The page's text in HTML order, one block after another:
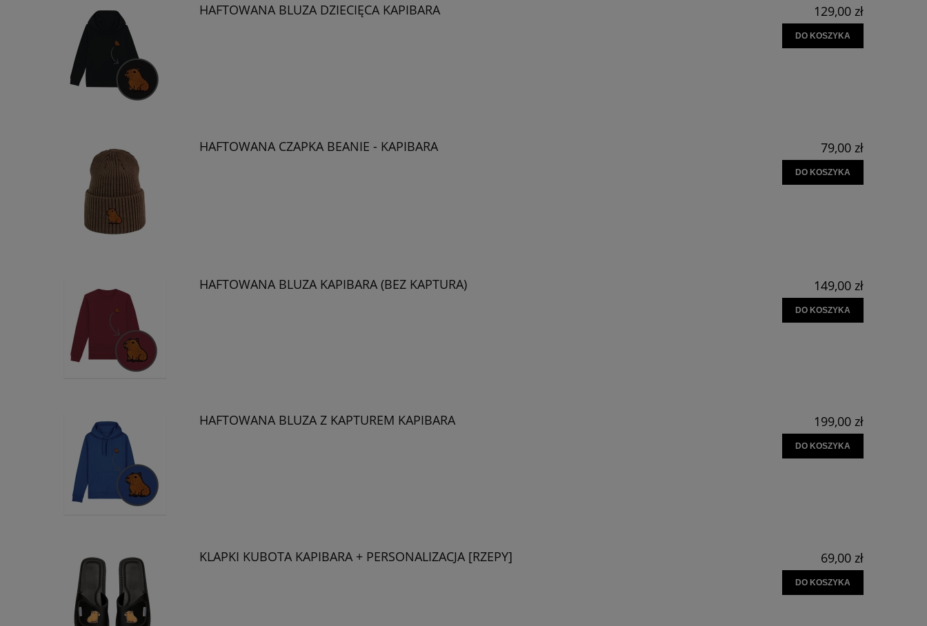
HAFTOWANA BLUZA DZIECIĘCA KAPIBARA 129,00 zł
DO KOSZYKA
HAFTOWANA CZAPKA BEANIE - KAPIBARA 79,00 zł
DO KOSZYKA
HAFTOWANA BLUZA KAPIBARA (BEZ KAPTURA) 149,00 zł
DO KOSZYKA
HAFTOWANA BLUZA Z KAPTUREM KAPIBARA 199,00 zł
DO KOSZYKA
KLAPKI KUBOTA KAPIBARA + PERSONALIZACJA [RZEPY] 69,00 zł
DO KOSZYKA